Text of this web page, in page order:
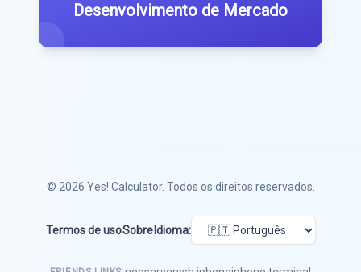
Desenvolvimento de Mercado
© 2026 Yes! Calculator. Todos os direitos reservados.
Termos de usoSobre Idioma: